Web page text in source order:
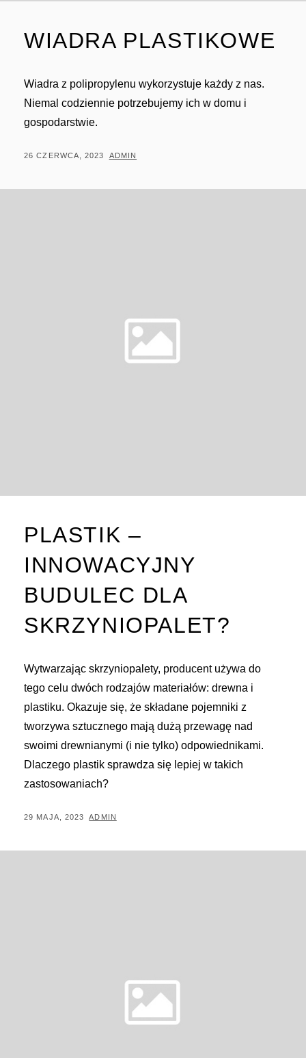
WIADRA PLASTIKOWE
Wiadra z polipropylenu wykorzystuje każdy z nas.
Niemal codziennie potrzebujemy ich w domu i
gospodarstwie.
POSTED
26 CZERWCA, 2023 BY
ADMIN
PLASTIK –
INNOWACYJNY
BUDULEC DLA
SKRZYNIOPALET?
Wytwarzając skrzyniopalety, producent używa do
tego celu dwóch rodzajów materiałów: drewna i
plastiku. Okazuje się, że składane pojemniki z
tworzywa sztucznego mają dużą przewagę nad
swoimi drewnianymi (i nie tylko) odpowiednikami.
Dlaczego plastik sprawdza się lepiej w takich
zastosowaniach?
POSTED
29 MAJA, 2023 BY
ADMIN